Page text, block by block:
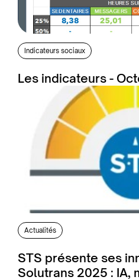
Indicateurs sociaux
Les indicateurs -
Actualités
STS présente ses
Solutrans 2025 : IA,